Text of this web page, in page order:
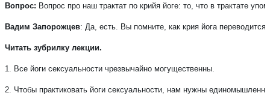
Вопрос: Вопрос про наш трактат по крийя йоге: то, что в трактате
Вадим Запорожцев: Да, есть. Вы помните, как крия йога
Читать зубрилку лекции.
1. Все йоги сексуальности чрезвычайно могущественны.
2. Чтобы практиковать йоги сексуальности, нам нужны